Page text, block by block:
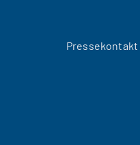
Pressekontakt